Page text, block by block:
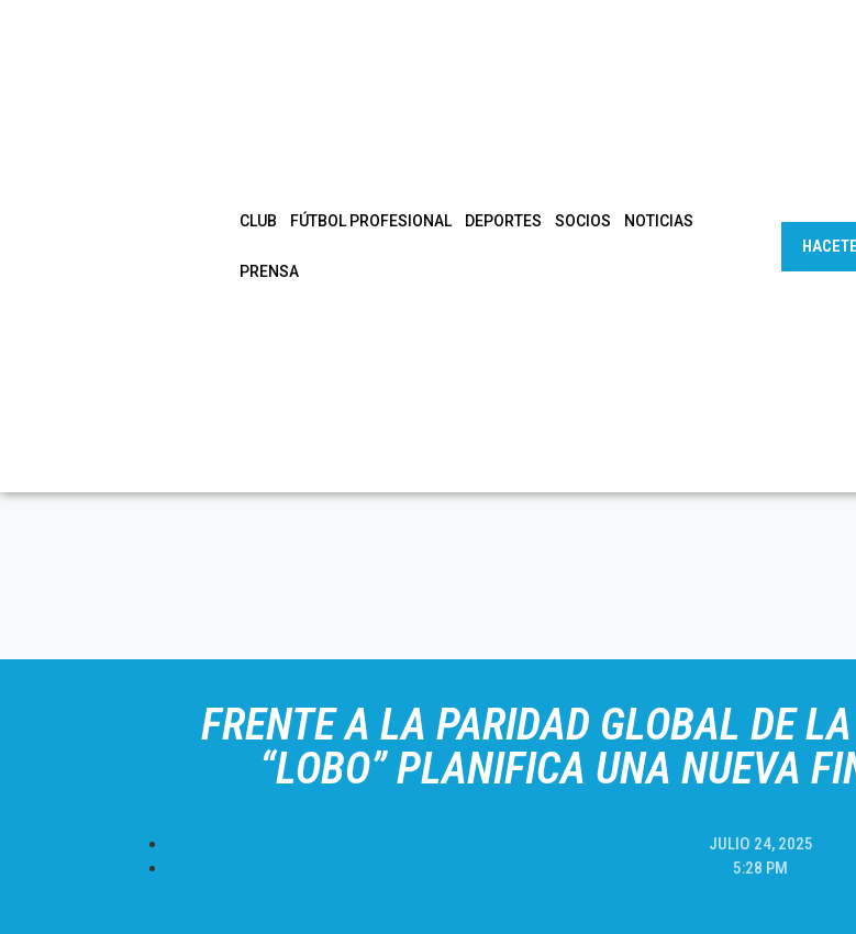
CLUB FÚTBOL PROFESIONAL DEPORTES SOCIOS NOTICIAS
PRENSA
FRENTE A LA PARIDAD GLOBAL DE
“LOBO” PLANIFICA UNA NUEVA
JULIO 24, 2025
5:28 PM